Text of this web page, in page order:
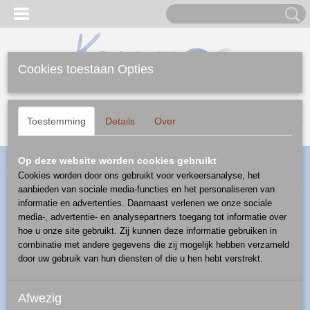
Inloggen Registreren
(0)
Cookies toestaan Opties
Toestemming Details Over
Op deze website worden cookies gebruikt
Cookies worden door ons gebruikt voor verkeersanalyse, het
aanbieden van sociale media-functies en het personaliseren van
informatie en advertenties. Daarnaast verlenen we onze sociale
media-, advertentie- en analysepartners toegang tot informatie over
hoe u onze site gebruikt. Zij kunnen deze informatie gebruiken in
combinatie met andere gegevens die zij mogelijk hebben verzameld
door uw gebruik van hun diensten of die u hen hebt verstrekt.
Afwezig
Home >Webshop> Mokken>mok 0,25 l> mok 0,25 l - patroon
E293